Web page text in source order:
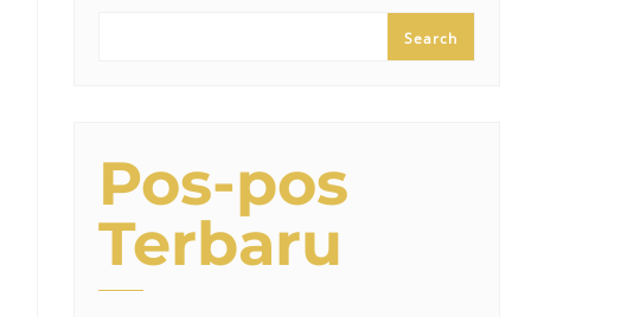
Search
Pos-pos
Terbaru